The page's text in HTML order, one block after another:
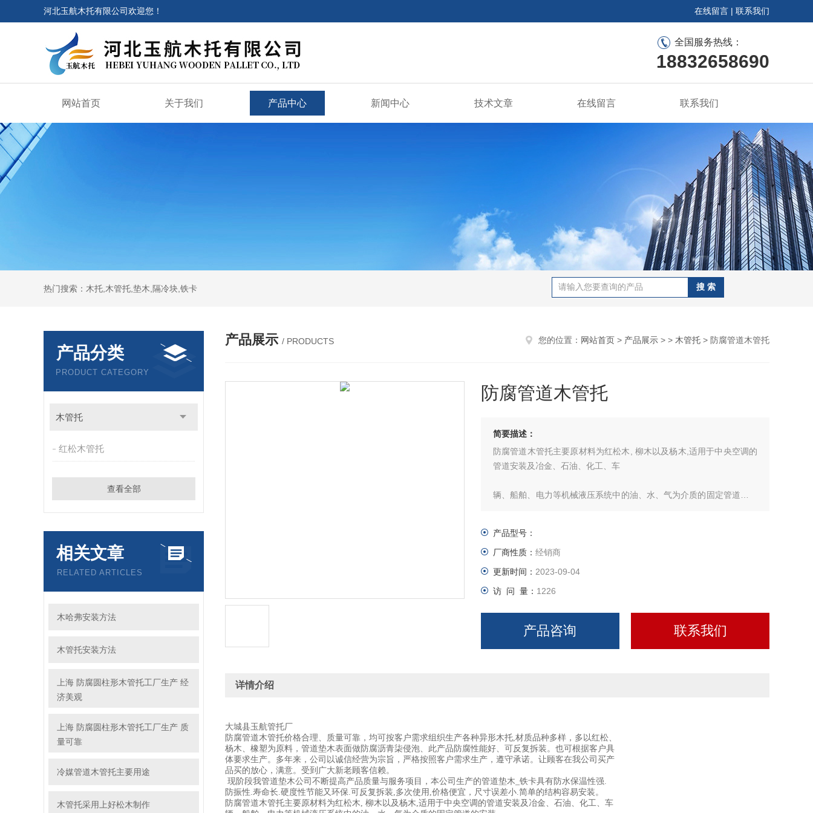
河北玉航木托有限公司欢迎您！ 在线留言 | 联系我们
全国服务热线：
18832658690
网站首页 关于我们 产品中心 新闻中心 技术文章 在线留言 联系我们
热门搜索：木托,木管托,垫木,隔冷块,铁卡
产品分类
PRODUCT CATEGORY
木管托
红松木管托
查看全部
相关文章
RELATED ARTICLES
木哈弗安装方法
木管托安装方法
上海 防腐圆柱形木管托工厂生产 经
济美观
上海 防腐圆柱形木管托工厂生产 质
量可靠
冷媒管道木管托主要用途
木管托采用上好松木制作
产品展示 / PRODUCTS 您的位置： 网站首页 > 产品展示 > > 木管托 > 防腐管道木管托
防腐管道木管托
简要描述：
防腐管道木管托主要原材料为红松木, 柳木以及杨木,适用于中央空调的
管道安装及冶金、石油、化工、车
辆、船舶、电力等机械液压系统中的油、水、气为介质的固定管道的安
公司不段提高产品质量和技术水平，*的流水线生产出的产品具有防腐
保温，环保防震，寿命
内配货到用户所在城市。
产品型号：
厂商性质： 经销商
更新时间： 2023-09-04
访 问 量： 1226
产品咨询 联系我们
详情介绍
大城县玉航管托厂
防腐管道木管托价格合理、质量可靠，均可按客户需求组织生产各种异形木托,材质品种多样，多以红松、
杨木、橡塑为原料，管道垫木表面做防腐沥青柒侵泡、此产品防腐性能好、可反复拆装。也可根据客户具
体要求生产。多年来，公司以诚信经营为宗旨，严格按照客户需求生产，遵守承诺。让顾客在我公司买产
品买的放心，满意。受到广大新老顾客信赖。
现阶段我管道垫木公司不断提高产品质量与服务项目，本公司生产的管道垫木_铁卡具有防水保温性强.
防振性.寿命长.硬度性节能又环保.可反复拆装,多次使用,价格便宜，尺寸误差小.简单的结构容易安装。
防腐管道木管托主要原材料为红松木, 柳木以及杨木,适用于中央空调的管道安装及冶金、石油、化工、车